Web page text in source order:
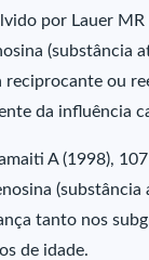
por Lauer
(substância
reciprocante ou
da influência
A (1998),
tanto nos
de idade.